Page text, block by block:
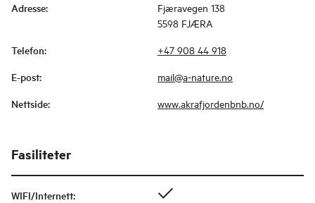
Adresse:
Fjæravegen 138
5598 FJÆRA
Telefon: +47 908 44 918
E-post: mail@a-nature.no
Nettside: www.akrafjordenbnb.no/
Fasiliteter
WIFI/Internett: